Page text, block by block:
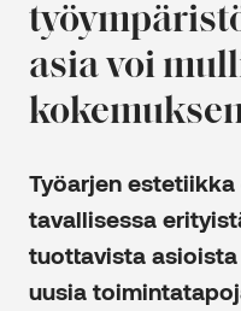
asia voi
Työarjen
tavallisessa
tuottavista
uusia